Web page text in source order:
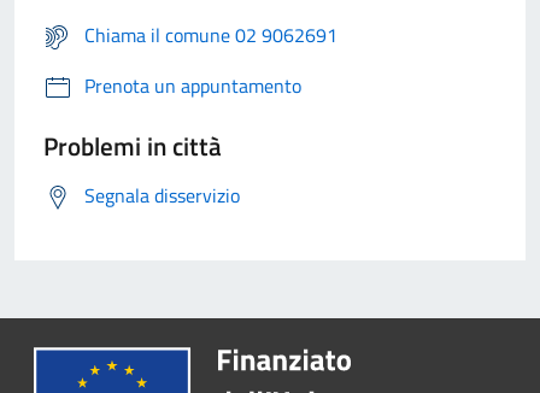
Chiama il comune 02 9062691
Prenota un appuntamento
Problemi in città
Segnala disservizio